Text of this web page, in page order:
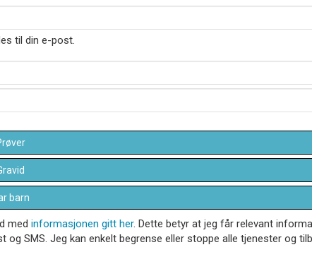
til din e-post.
barn
med informasjonen gitt her. Dette betyr at jeg får relevant
SMS. Jeg kan enkelt begrense eller stoppe alle tjenester og